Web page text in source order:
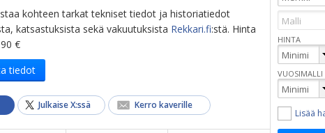
kohteen tarkat tekniset tiedot ja historiatiedot
katsastuksista sekä vakuutuksista Rekkari.fi:stä. Hinta
€
tiedot
Julkaise X:ssä Kerro kaverille
HINTA
VUOSIMALLI
Lisää